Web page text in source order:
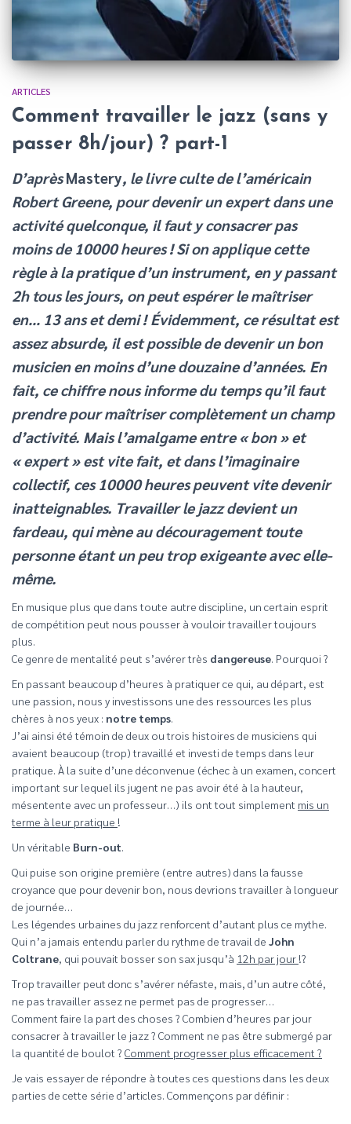
ARTICLES
Comment travailler le jazz (sans y
passer 8h/jour) ? part-1
D’aprèsMastery, le livre culte de l’américain
Robert Greene, pour devenir un expert dans une
activité quelconque, il faut y consacrer pas
moins de 10000 heures ! Si on applique cette
règle à la pratique d’un instrument, en y passant
2h tous les jours, on peut espérer le maîtriser
en… 13 ans et demi ! Évidemment, ce résultat est
assez absurde, il est possible de devenir un bon
musicien en moins d’une douzaine d’années. En
fait, ce chiffre nous informe du temps qu’il faut
prendre pour maîtriser complètement un champ
d’activité. Mais l’amalgame entre « bon » et
« expert » est vite fait, et dans l’imaginaire
collectif, ces 10000 heures peuvent vite devenir
inatteignables. Travailler le jazz devient un
fardeau, qui mène au découragement toute
personne étant un peu trop exigeante avec elle-
même.
En musique plus que dans toute autre discipline, un certain esprit
de compétition peut nous pousser à vouloir travailler toujours
plus.
Ce genre de mentalité peut s’avérer très dangereuse. Pourquoi ?
En passant beaucoup d’heures à pratiquer ce qui, au départ, est
une passion, nous y investissons une des ressources les plus
chères à nos yeux : notre temps.
J’ai ainsi été témoin de deux ou trois histoires de musiciens qui
avaient beaucoup (trop) travaillé et investi de temps dans leur
pratique. À la suite d’une déconvenue (échec à un examen, concert
important sur lequel ils jugent ne pas avoir été à la hauteur,
mésentente avec un professeur…) ils ont tout simplement mis un
terme à leur pratique !
Un véritable Burn-out.
Qui puise son origine première (entre autres) dans la fausse
croyance que pour devenir bon, nous devrions travailler à longueur
de journée…
Les légendes urbaines du jazz renforcent d’autant plus ce mythe.
Qui n’a jamais entendu parler du rythme de travail de John
Coltrane, qui pouvait bosser son sax jusqu’à 12h par jour !?
Trop travailler peut donc s’avérer néfaste, mais, d’un autre côté,
ne pas travailler assez ne permet pas de progresser…
Comment faire la part des choses ? Combien d’heures par jour
consacrer à travailler le jazz ? Comment ne pas être submergé par
la quantité de boulot ? Comment progresser plus efficacement ?
Je vais essayer de répondre à toutes ces questions dans les deux
parties de cette série d’articles. Commençons par définir :